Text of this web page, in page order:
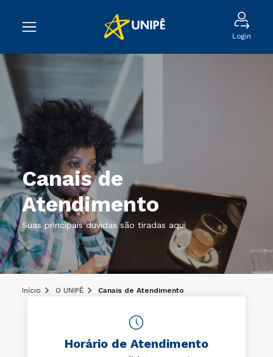
Login
Canais de
Atendimento
Suas principais duvidas são tiradas aqui
Início O UNIPÊ Canais de Atendimento
Horário de Atendimento